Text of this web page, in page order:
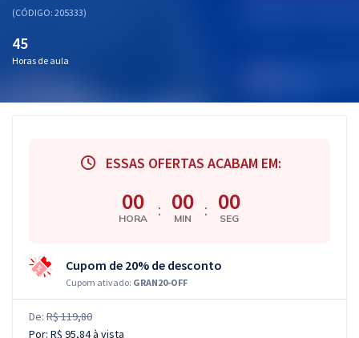
Aprovados
(CÓDIGO: 205333)
45
Horas de aula
ESSAS OFERTAS ACABAM EM:
00
HORA : 00
MIN : 00
SEG
Cupom de 20% de desconto
Cupom ativado: GRAN20-OFF
De: R$ 119,80
Por: R$ 95,84à vista